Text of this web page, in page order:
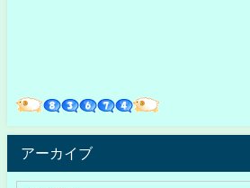
アーカイブ